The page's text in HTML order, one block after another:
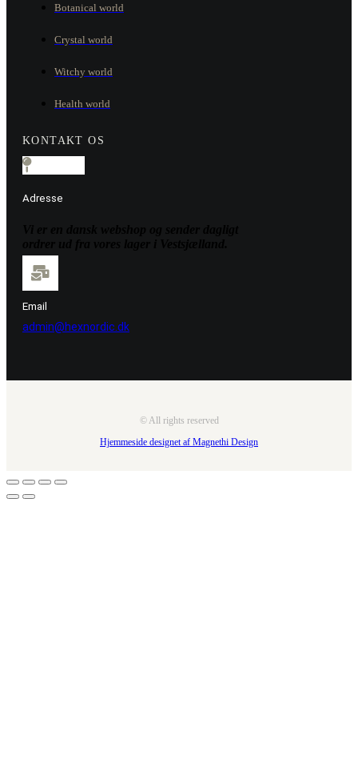
Botanical world
Crystal world
Witchy world
Health world
KONTAKT OS
Adresse
Email
admin@hexnordic.dk
© All rights reserved
Hjemmeside designet af Magnethi Design